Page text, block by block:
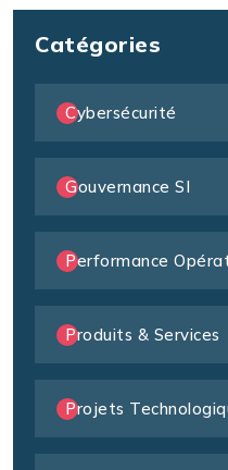
Catégories
Cybersécurité
Gouvernance SI
Performance
Produits & Services
Projets